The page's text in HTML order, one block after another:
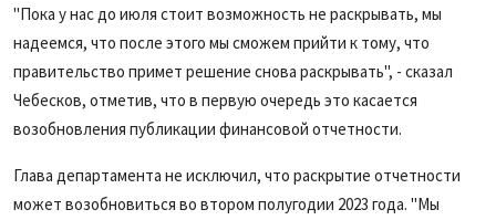
"Пока у нас до июля стоит возможность не раскрывать, мы
надеемся, что после этого мы сможем прийти к тому, что
правительство примет решение снова раскрывать", - сказал
Чебесков, отметив, что в первую очередь это касается
возобновления публикации финансовой отчетности.
Глава департамента не исключил, что раскрытие отчетности
может возобновиться во втором полугодии 2023 года. "Мы